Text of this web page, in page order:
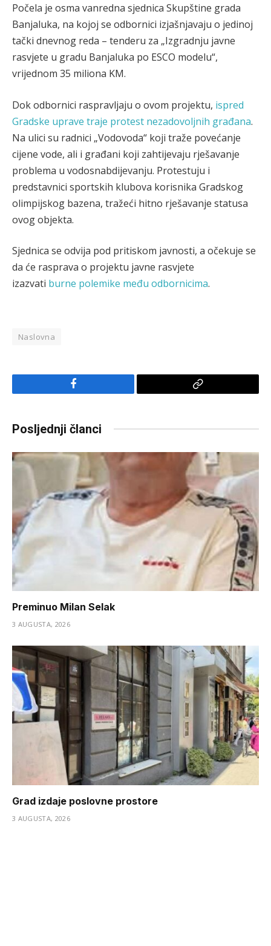
Počela je osma vanredna sjednica Skupštine grada
Banjaluka, na kojoj se odbornici izjašnjavaju o jedinoj
tački dnevnog reda – tenderu za „Izgradnju javne
rasvjete u gradu Banjaluka po ESCO modelu“,
vrijednom 35 miliona KM.
Dok odbornici raspravljaju o ovom projektu, ispred
Gradske uprave traje protest nezadovoljnih građana.
Na ulici su radnici „Vodovoda“ koji traže povećanje
cijene vode, ali i građani koji zahtijevaju rješavanje
problema u vodosnabdijevanju. Protestuju i
predstavnici sportskih klubova korisnika Gradskog
olimpijskog bazena, tražeći hitno rješavanje statusa
ovog objekta.
Sjednica se odvija pod pritiskom javnosti, a očekuje se
da će rasprava o projektu javne rasvjete
izazvati burne polemike među odbornicima.
Naslovna
Facebook
Copy
Posljednji članci
Preminuo Milan Selak
3 AUGUSTA, 2026
Grad izdaje poslovne prostore
3 AUGUSTA, 2026